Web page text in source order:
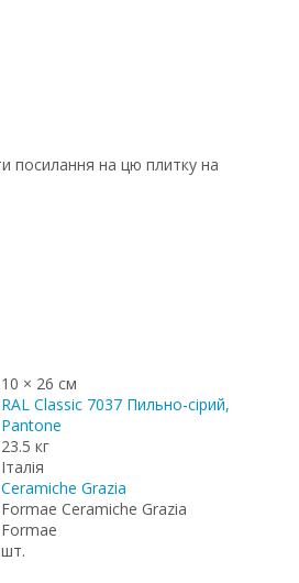
10 × 26 см
RAL Classic 7037 Пильно-сірий,
Pantone
23.5 кг
Італія
Ceramiche Grazia
Formae Ceramiche Grazia
Formae
шт.